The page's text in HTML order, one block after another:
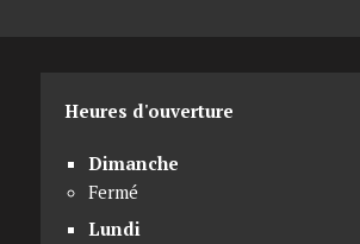
Heures d'ouverture
Dimanche
Fermé
Lundi